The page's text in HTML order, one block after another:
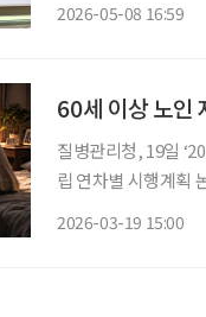
2026-05-08 16:59
60세 이상 노인
질병관리청, 19일 ‘2026년 제1
립 연차별 시행계획 논의 정부가 국민의 손상 예방과 체계적 관리를 위해 범
2026-03-19 15:00